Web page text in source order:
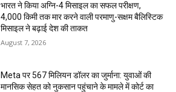
भारत ने किया अग्नि-4 मिसाइल का सफल परीक्षण,
4,000 किमी तक मार करने वाली परमाणु-सक्षम बैलिस्टिक
मिसाइल ने बढ़ाई देश की ताकत
August 7, 2026
Meta पर 567 मिलियन डॉलर का जुर्माना: युवाओं की
मानसिक सेहत को नुकसान पहुंचाने के मामले में कोर्ट का